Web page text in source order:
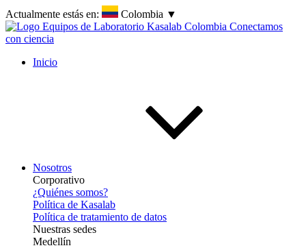
Actualmente estás en: Colombia ▼
Inicio
Nosotros
Corporativo
¿Quiénes somos?
Política de Kasalab
Política de tratamiento de datos
Nuestras sedes
Medellín